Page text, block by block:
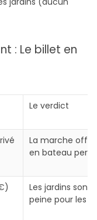
: Le billet en
Le verdict
La marche offre
en bateau
Les jardins sont
peine pour les